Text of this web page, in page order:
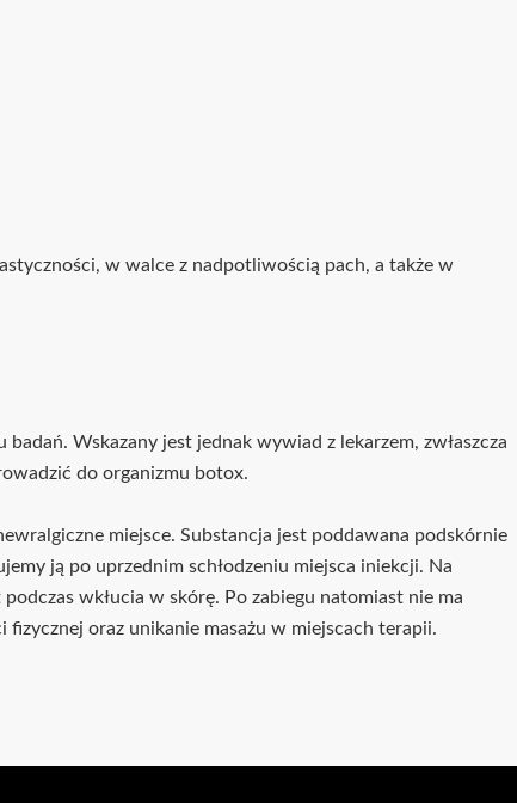
w walce z nadpotliwością pach, a także w
Wskazany jest jednak wywiad z lekarzem, zwłaszcza
do organizmu botox.
miejsce. Substancja jest poddawana podskórnie
ją po uprzednim schłodzeniu miejsca iniekcji. Na
wkłucia w skórę. Po zabiegu natomiast nie ma